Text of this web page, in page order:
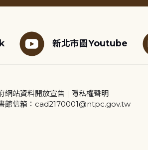
新北市圖Youtube
網站資料開放宣告 | 隱私權聲明
館信箱：cad2170001@ntpc.gov.tw